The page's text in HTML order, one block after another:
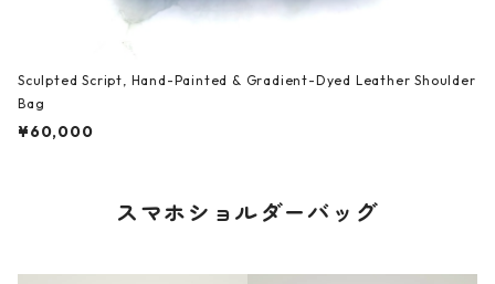
Sculpted Script, Hand-Painted & Gradient-Dyed Leather Shoulder
Bag
¥60,000
スマホショルダーバッグ